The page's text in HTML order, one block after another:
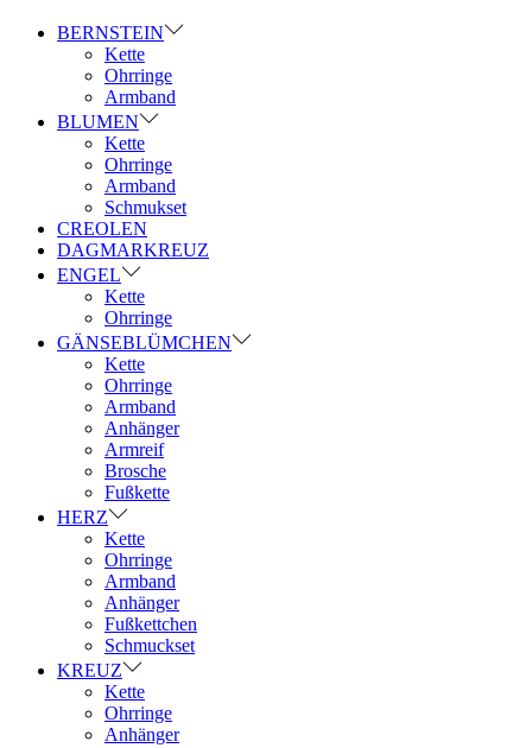
BERNSTEIN
Kette
Ohrringe
Armband
BLUMEN
Kette
Ohrringe
Armband
Schmukset
CREOLEN
DAGMARKREUZ
ENGEL
Kette
Ohrringe
GÄNSEBLÜMCHEN
Kette
Ohrringe
Armband
Anhänger
Armreif
Brosche
Fußkette
HERZ
Kette
Ohrringe
Armband
Anhänger
Fußkettchen
Schmuckset
KREUZ
Kette
Ohrringe
Anhänger